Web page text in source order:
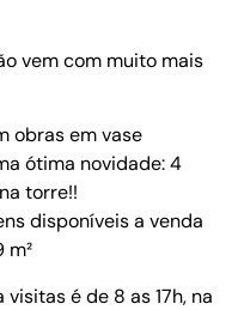
vem com muito mais
obras em vase
ótima novidade: 4
torre!!
disponíveis a venda
m²
é de 8 as 17h, na